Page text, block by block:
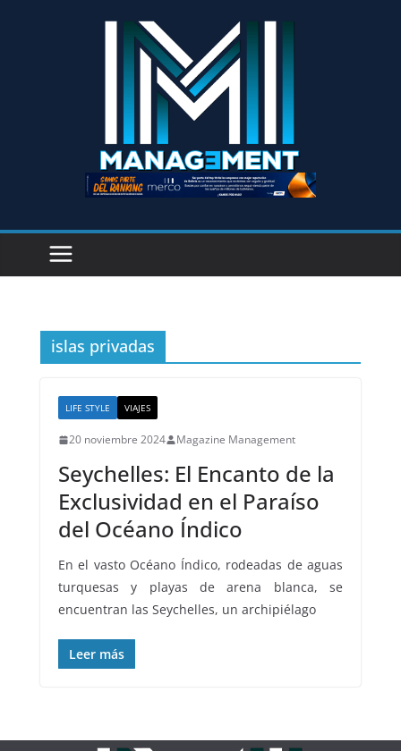
islas privadas
LIFE STYLE VIAJES
20 noviembre 2024 Magazine Management
Seychelles: El Encanto de la
Exclusividad en el Paraíso
del Océano Índico
En el vasto Océano Índico, rodeadas de aguas
turquesas y playas de arena blanca, se
encuentran las Seychelles, un archipiélago
Leer más